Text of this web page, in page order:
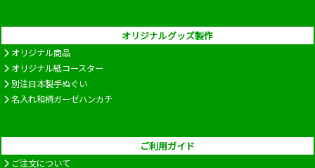
オリジナルグッズ製作
オリジナル商品
オリジナル紙コースター
別注日本製手ぬぐい
名入れ和柄ガーゼハンカチ
ご利用ガイド
ご注文について